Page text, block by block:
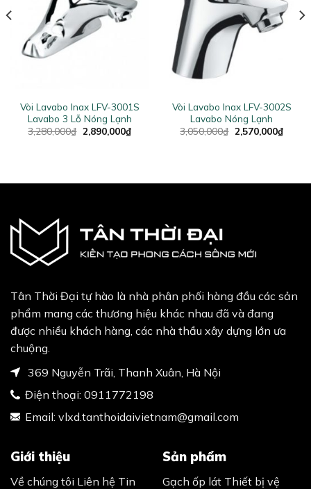
Vòi Lavabo Inax LFV-3001S
Lavabo 3 Lỗ Nóng Lạnh
3,280,000₫ Original
price
2,890,000₫Current
price
Vòi Lavabo Inax LFV-3002S
Lavabo Nóng Lạnh
3,050,000₫ Original
price
2,570,000₫
price
Tân Thời Đại tự hào là nhà phân phối hàng đầu các sản
phẩm mang các thương hiệu khác nhau đã và đang
được nhiều khách hàng, các nhà thầu xây dựng lớn ưa
chuộng.
369 Nguyễn Trãi, Thanh Xuân, Hà Nội
Điện thoại: 0911772198
Email: vlxd.tanthoidaivietnam@gmail.com
Giới thiệu
Về chúng tôi Liên hệ Tin
Sản phẩm
Gạch ốp lát Thiết bị vệ